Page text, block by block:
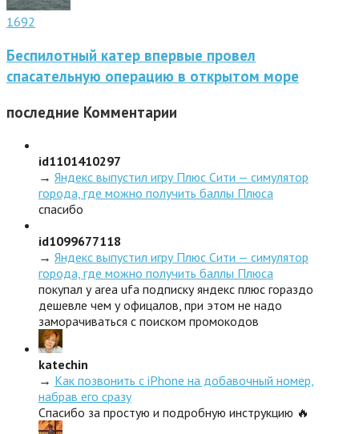
1692
Беспилотный катер впервые провел
спасательную операцию в открытом море
последние Комментарии
id1101410297
→ Яндекс выпустил игру Плюс Сити — симулятор
города, где можно получить баллы Плюса
спасибо
id1099677118
→ Яндекс выпустил игру Плюс Сити — симулятор
города, где можно получить баллы Плюса
покупал у area ufa подписку яндекс плюс гораздо
дешевле чем у офицалов, при этом не надо
заморачиваться с поиском промокодов
katechin
→ Как позвонить с iPhone на добавочный номер,
набрав его сразу
Спасибо за простую и подробную инструкцию 🔥